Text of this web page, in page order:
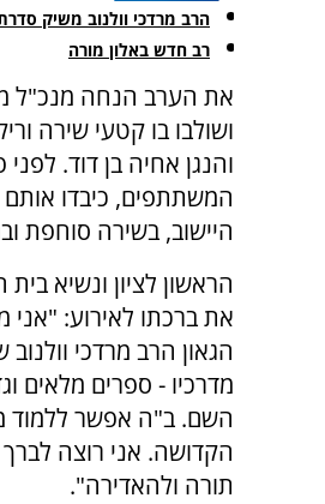
הרב מרדכי וולנוב משיק
רב חדש באלון מורה
את הערב הנחה מנכ"ל
ושולבו בו קטעי שירה
והנגן אחיה בן דוד.
המשתתפים, כיבדו אותם
היישוב, בשירה סוחפת
הראשון לציון ונשיא
את ברכתו לאירוע:
הגאון הרב מרדכי
מדרכיו - ספרים מלאים
השם. ב"ה אפשר ללמוד
הקדושה. אני רוצה
תורה ולהאדירה".